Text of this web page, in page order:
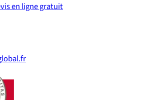
en ligne gratuit